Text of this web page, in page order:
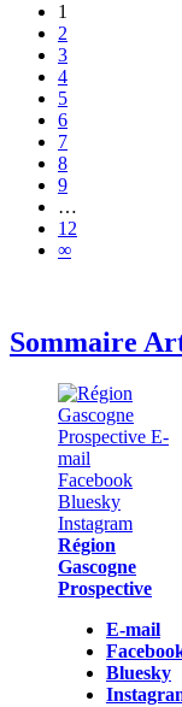
1
2
3
4
5
6
7
8
9
…
12
∞
Sommaire
Région
Gascogne
Prospective
E-mail
Bluesky